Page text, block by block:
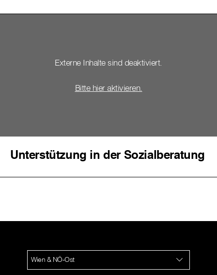
Externe Inhalte sind deaktiviert.
Bitte hier aktivieren.
Unterstützung in der Sozialberatung
Wien & NÖ-Ost